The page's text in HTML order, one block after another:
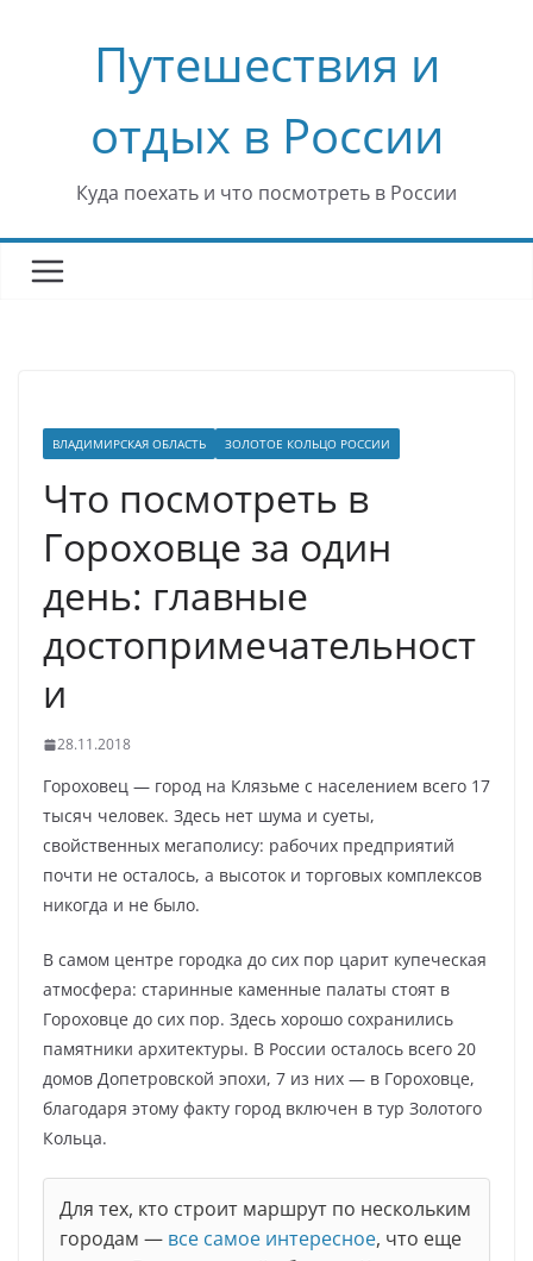
содержимомуПутешествия и
отдых в России
Куда поехать и что посмотреть в России
ВЛАДИМИРСКАЯ ОБЛАСТЬ ЗОЛОТОЕ КОЛЬЦО РОССИИ
Что посмотреть в
Гороховце за один
день: главные
достопримечательност
и
28.11.2018
Гороховец — город на Клязьме с населением всего 17
тысяч человек. Здесь нет шума и суеты,
свойственных мегаполису: рабочих предприятий
почти не осталось, а высоток и торговых комплексов
никогда и не было.
В самом центре городка до сих пор царит купеческая
атмосфера: старинные каменные палаты стоят в
Гороховце до сих пор. Здесь хорошо сохранились
памятники архитектуры. В России осталось всего 20
домов Допетровской эпохи, 7 из них — в Гороховце,
благодаря этому факту город включен в тур Золотого
Кольца.
Для тех, кто строит маршрут по нескольким
городам — все самое интересное, что еще